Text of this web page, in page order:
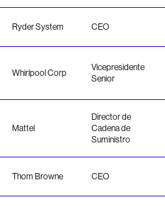
Ryder System CEO
Whirlpool Corp
Vicepresidente
Senior
Mattel
Director de
Cadena de
Suministro
Thom Browne CEO